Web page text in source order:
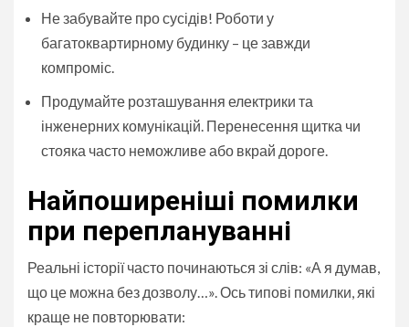
Не забувайте про сусідів! Роботи у
багатоквартирному будинку – це завжди
компроміс.
Продумайте розташування електрики та
інженерних комунікацій. Перенесення щитка чи
стояка часто неможливе або вкрай дороге.
Найпоширеніші помилки
при переплануванні
Реальні історії часто починаються зі слів: «А я думав,
що це можна без дозволу…». Ось типові помилки, які
краще не повторювати: